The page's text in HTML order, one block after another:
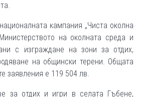
кампания „Чиста околна
на околната среда и
с изграждане на зони за отдих,
на общински терени. Общата
заявления е 119 504 лв.
за отдих и игри в селата Гъбене,